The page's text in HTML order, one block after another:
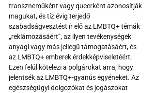
transzneműként vagy queerként azonosítják
magukat, és tíz évig terjedő
szabadságvesztést ír elő az LMBTQ+ témák
„reklámozásáért”, az ilyen tevékenységek
anyagi vagy más jellegű támogatásáért, és
az LMBTQ+ emberek érdekképviseletéért.
Ezen felül kötelezi a polgárokat arra, hogy
jelentsék az LMBTQ+-gyanús egyéneket. Az
egészségügyi dolgozókat és jogászokat